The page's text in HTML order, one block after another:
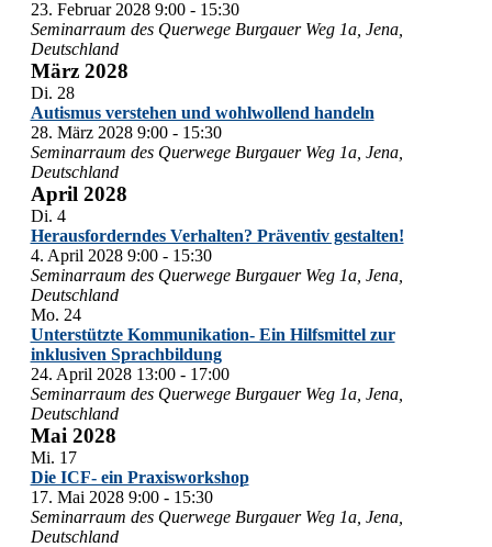
23. Februar 2028 9:00- 15:30
Seminarraum des Querwege Burgauer Weg 1a, Jena,
Deutschland
März 2028
Di. 28
Autismus verstehen und wohlwollend handeln
28. März 2028 9:00- 15:30
Seminarraum des Querwege Burgauer Weg 1a, Jena,
Deutschland
April 2028
Di. 4
Herausforderndes Verhalten? Präventiv gestalten!
4. April 2028 9:00- 15:30
Seminarraum des Querwege Burgauer Weg 1a, Jena,
Deutschland
Mo. 24
Unterstützte Kommunikation- Ein Hilfsmittel zur
inklusiven Sprachbildung
24. April 2028 13:00- 17:00
Seminarraum des Querwege Burgauer Weg 1a, Jena,
Deutschland
Mai 2028
Mi. 17
Die ICF- ein Praxisworkshop
17. Mai 2028 9:00- 15:30
Seminarraum des Querwege Burgauer Weg 1a, Jena,
Deutschland